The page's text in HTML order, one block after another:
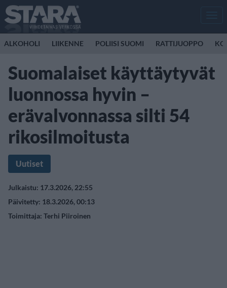
ALKOHOLI LIIKENNE POLIISI SUOMI RATTIJUOPPO
Suomalaiset käyttäytyvät
luonnossa hyvin –
erävalvonnassa silti 54
rikosilmoitusta
Uutiset
Julkaistu: 17.3.2026, 22:55
Päivitetty: 18.3.2026, 00:13
Toimittaja: Terhi Piiroinen